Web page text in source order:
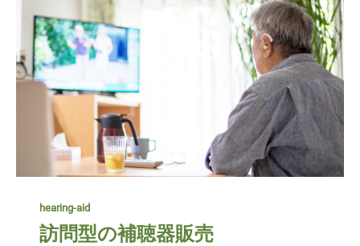
hearing-aid
訪問型の補聴器販売